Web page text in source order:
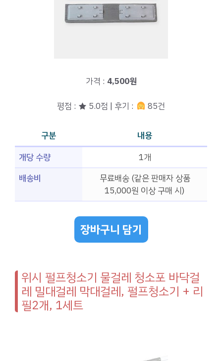
가격 : 4,500원
평점 : ★ 5.0점 | 후기 : 85건
구분
내용
개당 수량
1개
배송비
무료배송 (같은 판매자 상품
15,000원 이상 구매 시)
장바구니 담기
위시 펄프청소기 물걸레 청소포 바닥걸
레 밀대걸레 막대걸레, 펄프청소기 + 리
필2개, 1세트